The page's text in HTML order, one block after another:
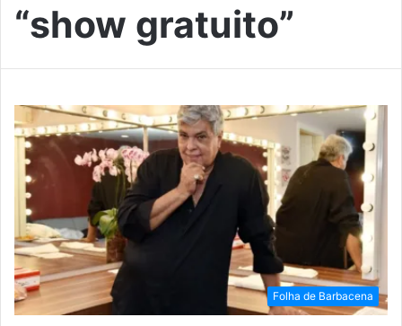
“show gratuito”
Folha de Barbacena